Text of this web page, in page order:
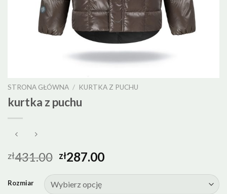
STRONA GŁÓWNA / KURTKA Z PUCHU
kurtka z puchu
zł431.00 zł287.00
Rozmiar